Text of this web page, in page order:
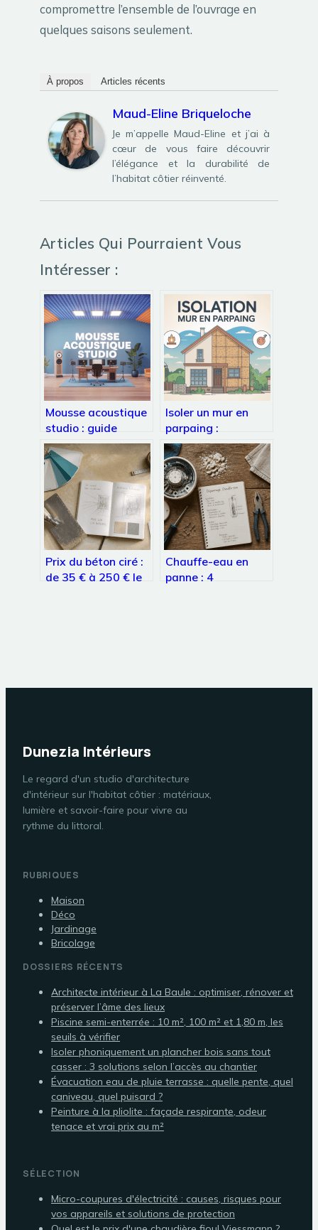
compromettre l’ensemble de l’ouvrage en
quelques saisons seulement.
À propos Articles récents
Maud-Eline Briqueloche
Je m’appelle Maud-Eline et j’ai à
cœur de vous faire découvrir
l’élégance et la durabilité de
l’habitat côtier réinventé.
Articles Qui Pourraient Vous
Intéresser :
Mousse acoustique
studio : guide
complet pour un
traitement efficace
Isoler un mur en
parpaing :
méthodes efficaces,
coûts et erreurs à
éviter
Prix du béton ciré :
de 35 € à 250 € le
Chauffe-eau en
panne : 4
Dunezia Intérieurs
Le regard d'un studio d'architecture
d'intérieur sur l'habitat côtier : matériaux,
lumière et savoir-faire pour vivre au
rythme du littoral.
RUBRIQUES
Maison
Déco
Jardinage
Bricolage
DOSSIERS RÉCENTS
Architecte intérieur à La Baule : optimiser, rénover et
préserver l’âme des lieux
Piscine semi-enterrée : 10 m², 100 m² et 1,80 m, les
seuils à vérifier
Isoler phoniquement un plancher bois sans tout
casser : 3 solutions selon l’accès au chantier
Évacuation eau de pluie terrasse : quelle pente, quel
caniveau, quel puisard ?
Peinture à la pliolite : façade respirante, odeur
tenace et vrai prix au m²
SÉLECTION
Micro-coupures d'électricité : causes, risques pour
vos appareils et solutions de protection